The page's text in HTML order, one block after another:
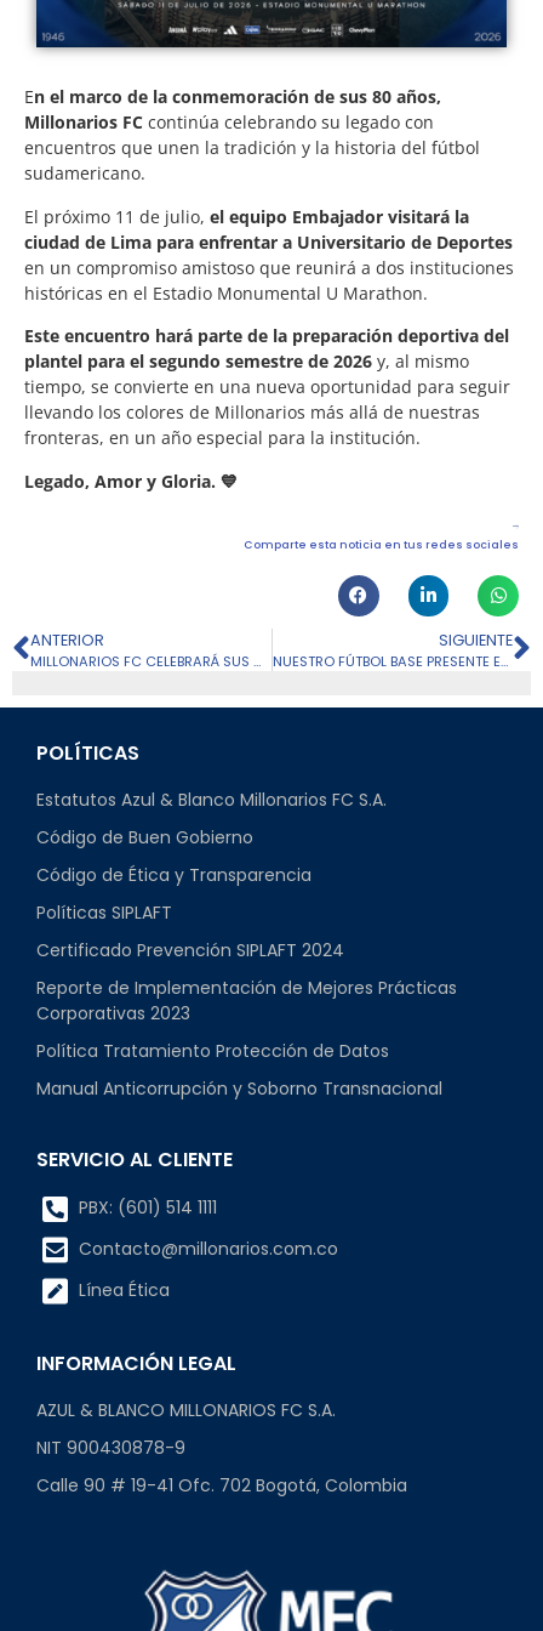
En el marco de la conmemoración de sus 80 años,
Millonarios FC continúa celebrando su legado con
encuentros que unen la tradición y la historia del fútbol
sudamericano.
El próximo 11 de julio, el equipo Embajador visitará la
ciudad de Lima para enfrentar a Universitario de Deportes
en un compromiso amistoso que reunirá a dos instituciones
históricas en el Estadio Monumental U Marathon.
Este encuentro hará parte de la preparación deportiva del
plantel para el segundo semestre de 2026 y, al mismo
tiempo, se convierte en una nueva oportunidad para seguir
llevando los colores de Millonarios más allá de nuestras
fronteras, en un año especial para la institución.
Legado, Amor y Gloria. 💙
Comparte esta noticia en tus redes sociales
ANTERIOR
MILLONARIOS FC CELEBRARÁ SUS 80 AÑOS CON UN AMISTOSO INTERNACIONAL FRENTE A COLO-COLO
SIGUIENTE
NUESTRO FÚTBOL BASE PRESENTE EN LA PRETEMPORADA DEL EQUIPO PROFESIONAL
POLÍTICAS
Estatutos Azul & Blanco Millonarios FC S.A.
Código de Buen Gobierno
Código de Ética y Transparencia
Políticas SIPLAFT
Certificado Prevención SIPLAFT 2024
Reporte de Implementación de Mejores Prácticas
Corporativas 2023
Política Tratamiento Protección de Datos
Manual Anticorrupción y Soborno Transnacional
SERVICIO AL CLIENTE
PBX: (601) 514 1111
Contacto@millonarios.com.co
Línea Ética
INFORMACIÓN LEGAL
AZUL & BLANCO MILLONARIOS FC S.A.
NIT 900430878-9
Calle 90 # 19-41 Ofc. 702 Bogotá, Colombia